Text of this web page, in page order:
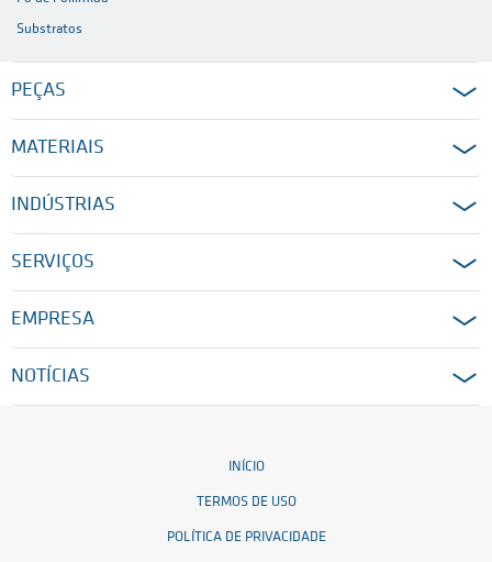
Substratos
PEÇAS
MATERIAIS
INDÚSTRIAS
SERVIÇOS
EMPRESA
NOTÍCIAS
INÍCIO
TERMOS DE USO
POLÍTICA DE PRIVACIDADE